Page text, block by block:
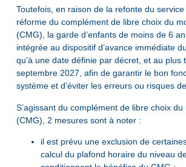
Toutefois, en raison de la refonte du
réforme du complément de libre choix du
(CMG), la garde d’enfants de moins de 6
intégrée au dispositif d’avance immédiate
qu’à une date définie par décret, et au plus
septembre 2027, afin de garantir le bon
système et d’éviter les erreurs ou risques
S’agissant du complément de libre choix
(CMG), 2 mesures sont à noter :
il est prévu une exclusion de
calcul du plafond horaire du niveau